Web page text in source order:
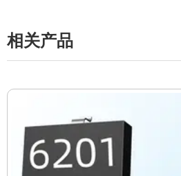
相关产品